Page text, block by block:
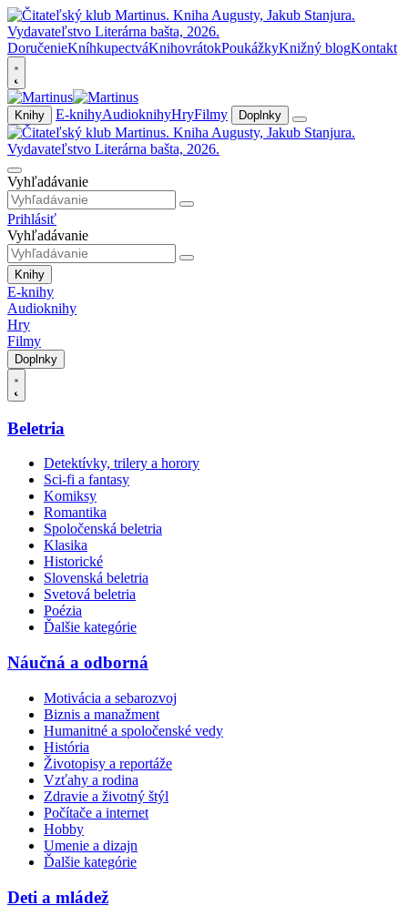
DoručenieKníhkupectváKnihovrátokPoukážkyKnižný blogKontakt
Knihy E-knihyAudioknihyHryFilmy Doplnky
Vyhľadávanie
Prihlásiť
Vyhľadávanie
Knihy
E-knihy
Audioknihy
Hry
Filmy
Doplnky
Beletria
Detektívky, trilery a horory
Sci-fi a fantasy
Komiksy
Romantika
Spoločenská beletria
Klasika
Historické
Slovenská beletria
Svetová beletria
Poézia
Ďalšie kategórie
Náučná a odborná
Motivácia a sebarozvoj
Biznis a manažment
Humanitné a spoločenské vedy
História
Životopisy a reportáže
Vzťahy a rodina
Zdravie a životný štýl
Počítače a internet
Hobby
Umenie a dizajn
Ďalšie kategórie
Deti a mládež